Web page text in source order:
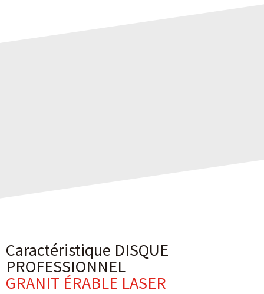
Caractéristique DISQUE
PROFESSIONNEL
GRANIT ÉRABLE LASER